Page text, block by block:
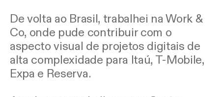
De volta ao Brasil, trabalhei na Work &
Co, onde pude contribuir com o
aspecto visual de projetos digitais de
alta complexidade para Itaú, T-Mobile,
Expa e Reserva.